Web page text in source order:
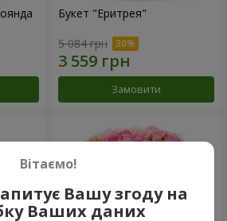
Букет "Еритрея"
5 084 грн
Замовити
Вітаємо!
Вашу згоду на
Ваших даних